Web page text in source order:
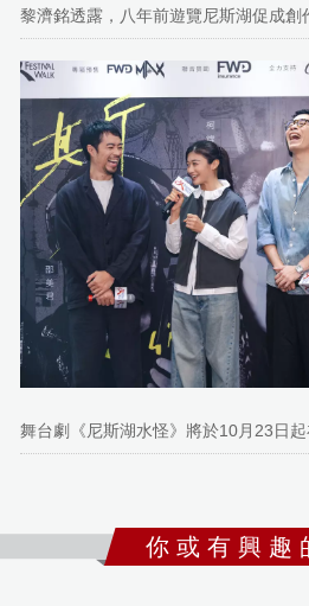
黎濟銘透露，八年前遊覽尼斯湖促成創
舞台劇《尼斯湖水怪》將於10月23日起
你 或 有 興 趣